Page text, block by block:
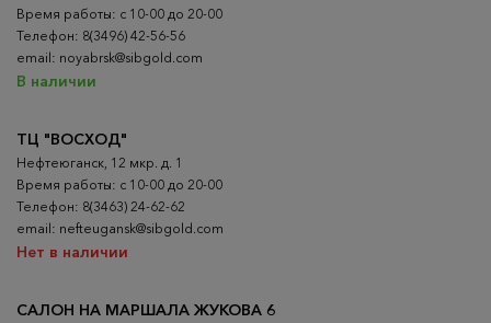
Время работы: с 10-00 до 20-00
Телефон: 8(3496) 42-56-56
email: noyabrsk@sibgold.com
В наличии
ТЦ "ВОСХОД"
Нефтеюганск, 12 мкр. д. 1
Время работы: с 10-00 до 20-00
Телефон: 8(3463) 24-62-62
email: nefteugansk@sibgold.com
Нет в наличии
САЛОН НА МАРШАЛА ЖУКОВА 6